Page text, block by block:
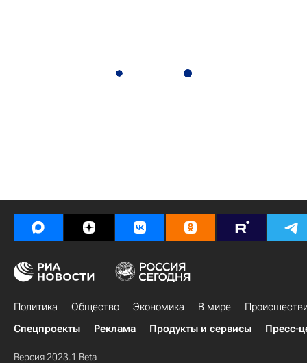
Политика Общество Экономика В мире
Спецпроекты
Реклама Продукты и сервисы Пресс-
Версия 2023.1 Beta